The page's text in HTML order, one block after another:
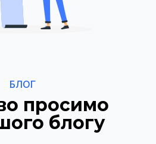
БЛОГ
просимо
блогу